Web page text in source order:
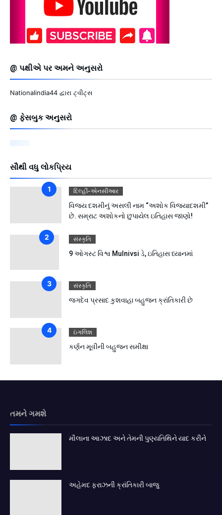
@ પક્ષીએ પર અમને અનુસરો
Nationalindia44 દ્વારા ટ્વીટ્સ
@ ફેસબુક અનુસરો
સૌથી વધુ લોકપ્રિય
દિલ્હી-એનસીઆર
વિજય દશમીનું અસલી નામ “અશોક વિજયાદશમી”
છે. સમ્રાટ અશોકનો છુપાયેલ ઇતિહાસ જાણો!
સંસ્કૃતિ
9 ઓગસ્ટ વિશ્વ Mulnivsi ડે, ઇતિહાસ ધ્યાનમાં
સંસ્કૃતિ
જગદેવ પ્રસાદ કુશવાહા બહુજન ક્રાંતિકારી છે
ઇંગલિશ
કર્ણન મૂવીની બહુજન સમીક્ષા
તમને ગમશે
મૌલાના આઝાદ અને તેમની પુણ્યતિથિને યાદ કરીને
અહેમદ ફરાઝની ક્રાંતિકારી બાજુ